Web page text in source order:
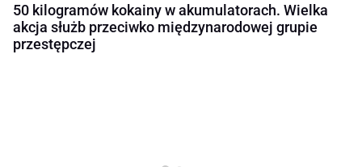
50 kilogramów kokainy w akumulatorach. Wielka
akcja służb przeciwko międzynarodowej grupie
przestępczej